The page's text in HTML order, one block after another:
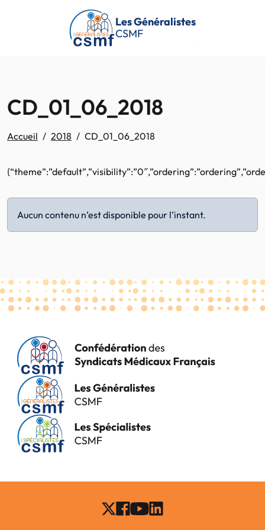
Passer au contenu principal
Les Généralistes
CSMF
CD_01_06_2018
Accueil 2018 CD_01_06_2018
Aucun contenu n’est disponible pour l’instant.